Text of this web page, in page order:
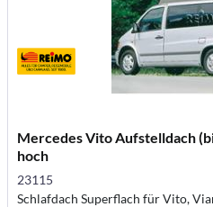
Mercedes Vito Aufstelldach
hoch
23115
Schlafdach Superflach für Vito,